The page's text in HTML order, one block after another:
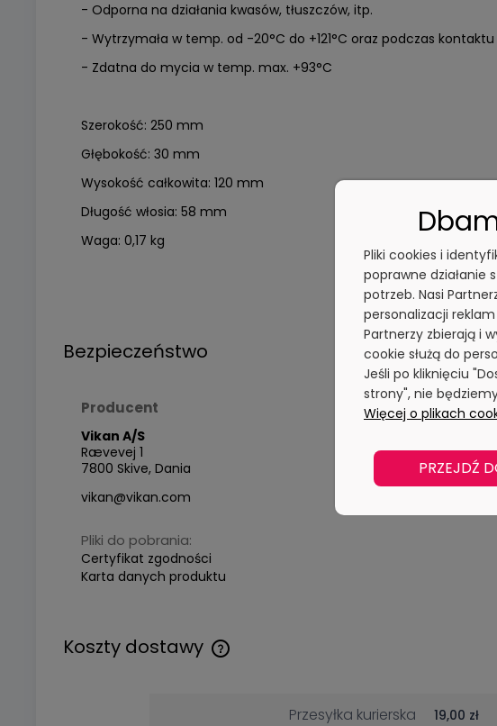
- Odporna na działania kwasów, tłuszczów, itp.
- Wytrzymała w temp. od -20°C do +121°C oraz podczas
- Zdatna do mycia w temp. max. +93°C
Szerokość: 250 mm
Głębokość: 30 mm
Wysokość całkowita: 120 mm
Długość włosia: 58 mm
Waga: 0,17 kg
Bezpieczeństwo
Producent
Vikan A/S
Rævevej 1
7800 Skive, Dania
vikan@vikan.com
Pliki do pobrania:
Certyfikat zgodności
Karta danych produktu
Koszty dostawy
Przesyłka kurierska 19,00 zł
Pliki cookies i
poprawne
potrzeb. Nasi
personalizacji
Partnerzy zbierają i
cookie służą do
Jeśli po kliknięciu
strony", nie
Więcej o plikach
PRZEJDŹ